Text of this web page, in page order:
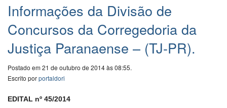
Informações da Divisão de
Concursos da Corregedoria da
Justiça Paranaense – (TJ-PR).
Postado em 21 de outubro de 2014 às 08:55.
Escrito porportaldori
EDITAL nº 45/2014